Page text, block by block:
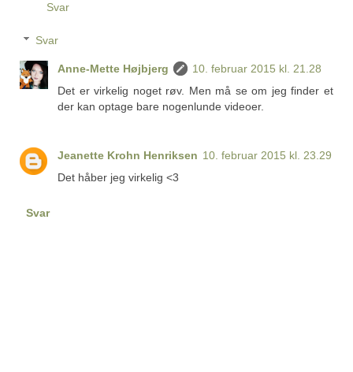
Svar
Svar
Anne-Mette Højbjerg
10. februar 2015 kl. 21.28
Det er virkelig noget røv. Men må se om jeg finder et
der kan optage bare nogenlunde videoer.
Jeanette Krohn Henriksen 10. februar 2015 kl. 23.29
Det håber jeg virkelig <3
Svar